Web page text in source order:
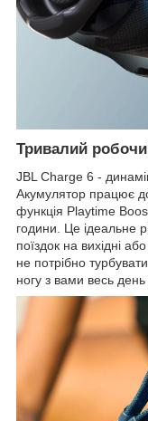
Тривалий
JBL Charge 6 -
Акумулятор працює
функція Playtime
години. Це ідеальне
поїздок на вихідні
не потрібно
ногу з вами весь день